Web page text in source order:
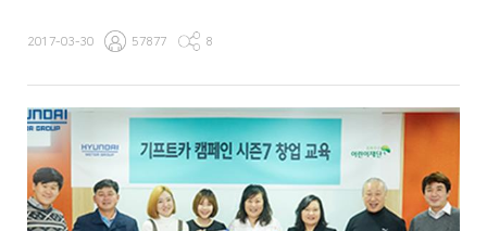
2017-03-30 57877 8